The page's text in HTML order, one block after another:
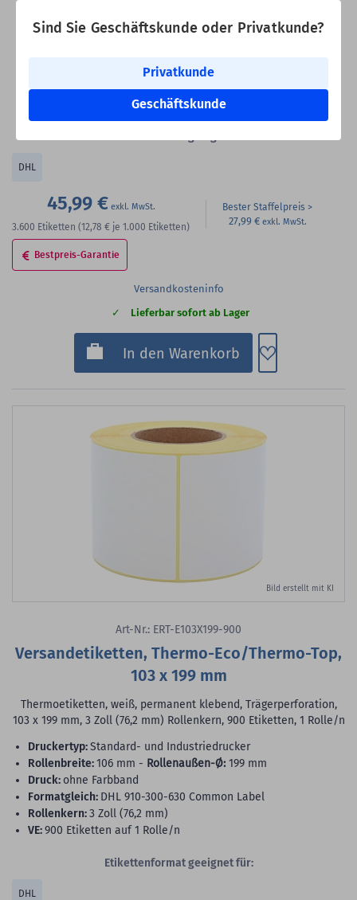
Sind Sie Geschäftskunde oder Privatkunde?
Privatkunde
Geschäftskunde
Druckertyp:
Standard- und Industriedrucker
Rollenbreite:106 mm -Rollenaußen-Ø:199 mm
DHL 910-300-630 Common Label
Rollenkern:3 Zoll (76,2 mm)
3.600 Etiketten auf 4 Rollen - 900 Etiketten pro Rolle
DHL
45,99 €
3.600 Etiketten (12,78 € je 1.000 Etiketten)
Bester Staffelpreis
27,99 €
Bestpreis-Garantie
Versandkosteninfo
Lieferbar sofort ab Lager
In den Warenkorb Zum
Bild erstellt mit KI
Art-Nr.: ERT-E103X199-900
Versandetiketten, Thermo-Eco/Thermo-Top,
103 x 199 mm
Thermoetiketten, weiß, permanent klebend, Trägerperforation,
103 x 199 mm, 3 Zoll (76,2 mm) Rollenkern, 900 Etiketten, 1 Rolle/n
Druckertyp:Standard- und Industriedrucker
Rollenbreite:106 mm - Rollenaußen-Ø: 199 mm
Druck: ohne Farbband
Formatgleich: DHL 910-300-630 Common Label
Rollenkern:3 Zoll (76,2 mm)
VE:900 Etiketten auf 1 Rolle/n
Etikettenformat geeignet für:
DHL